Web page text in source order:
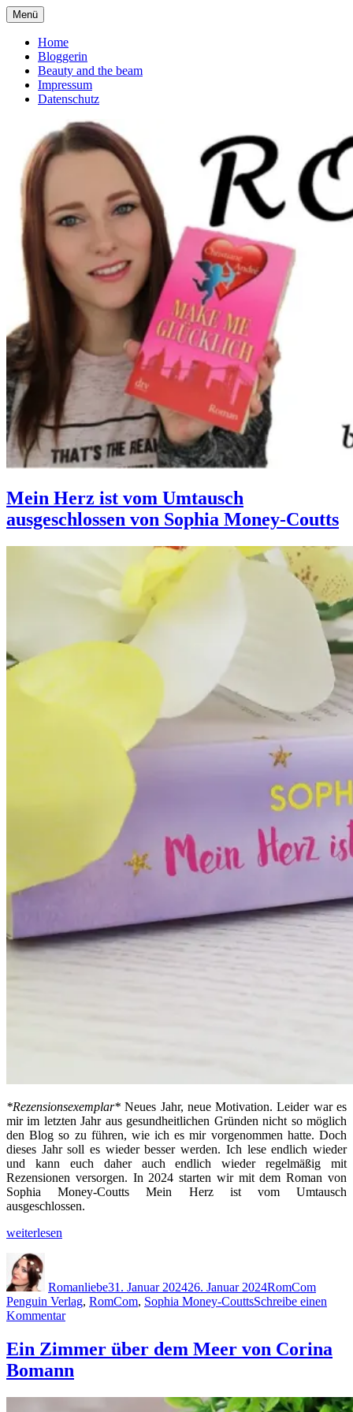
Zum
Inhalt
springen
Romanliebe
deutscher Buchblog über Romane
Menü
Home
Bloggerin
Beauty and the beam
Impressum
Datenschutz
Mein Herz ist vom Umtausch
ausgeschlossen von Sophia Money-Coutts
*Rezensionsexemplar*Neues Jahr, neue Motivation. Leider war es
mir im letzten Jahr aus gesundheitlichen Gründen nicht so möglich
den Blog so zu führen, wie ich es mir vorgenommen hatte. Doch
dieses Jahr soll es wieder besser werden. Ich lese endlich wieder
und kann euch daher auch endlich wieder regelmäßig mit
Rezensionen versorgen. In 2024 starten wir mit dem Roman von
Sophia Money-Coutts Mein Herz ist vom Umtausch
ausgeschlossen.
„Mein
ist
vom
Umtausch
ausgeschlossen
von
Money-
Coutts“
weiterlesen
Romanliebe31. Januar 202426. Januar 2024RomCom
Penguin Verlag, RomCom, Sophia Money-CouttsSchreibe einen
Kommentarzu
ist
vom
ausgeschlossen
Ein Zimmer über dem Meer von Corina
Bomann